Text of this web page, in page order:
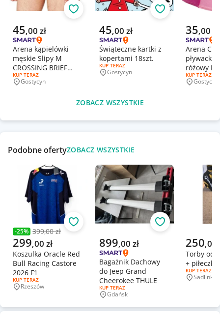
Aktualna cena
45,00 zł
Arena kąpielówki
męskie Slipy M
CROSSING BRIEF
rozmiar M
RODZAJ OFERTY:
KUP TERAZ
Miejscowość
Gostycyn
Obserwuj
Aktualna cena
45,00 zł
Świąteczne kartki z
kopertami 18szt.
RODZAJ OFERTY:
KUP TERAZ
Miejscowość
Gostycyn
Obserwuj
Aktualna
35,00
Arena
pływacki
różowy
RODZAJ
KUP TERAZ
Gostycyn
ZOBACZ WSZYSTKIE
Podobne ofertyZOBACZ WSZYSTKIE
Poprzednia cena
-25% 399,00 zł
Aktualna cena
299,00 zł
Koszulka Oracle Red
Bull Racing Castore
2026 F1
RODZAJ OFERTY:
KUP TERAZ
Miejscowość
Rzeszów
Obserwuj
Aktualna cena
899,00 zł
Bagażnik Dachowy
do Jeep Grand
Cheerokee THULE
RODZAJ OFERTY:
KUP TERAZ
Miejscowość
Gdańsk
Obserwuj
Aktualna
250,00
Torby od
+ piłeczka
RODZAJ
KUP TERAZ
Sadlinki